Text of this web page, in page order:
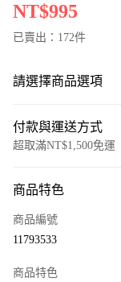
NT$995
已賣出：172件
請選擇商品選項
付款與運送方式
超取滿NT$1,500免運
信用卡一次付款
商品特色
商品編號
11793533
商品特色